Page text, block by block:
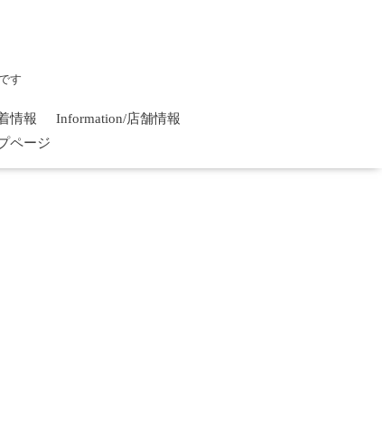
す
情報
Information/店舗情報
ページ